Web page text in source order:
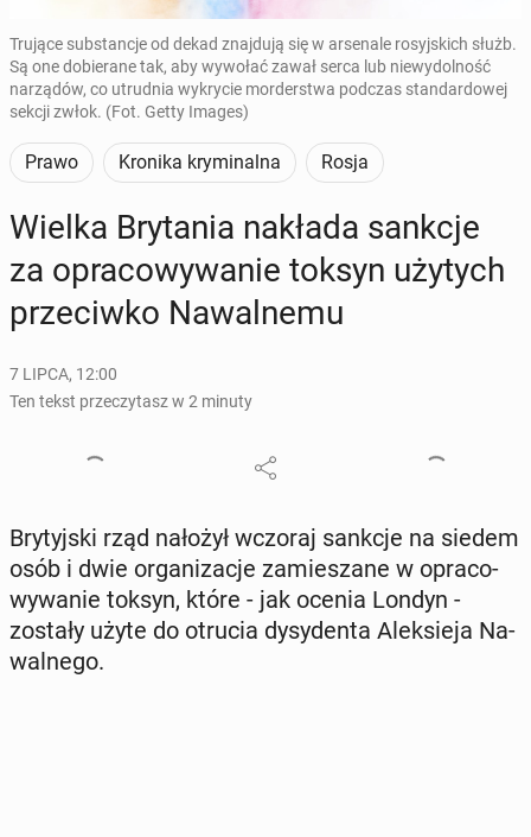
Trujące substancje od dekad znajdują się w arsenale rosyjskich służb.
Są one dobierane tak, aby wywołać zawał serca lub niewydolność
narządów, co utrudnia wykrycie morderstwa podczas standardowej
sekcji zwłok. (Fot. Getty Images)
Prawo Kronika kryminalna Rosja
Wielka Bry­ta­nia nakłada sankcje
za opra­co­wy­wa­nie toksyn użytych
prze­ciw­ko Na­wal­ne­mu
7 LIPCA, 12:00
Ten tekst przeczytasz w 2 minuty
Bry­tyj­ski rząd nałożył wczoraj sankcje na siedem
osób i dwie or­ga­ni­za­cje za­mie­sza­ne w opra­co­
wy­wa­nie toksyn, które - jak ocenia Londyn -
zostały użyte do otrucia dy­sy­den­ta Alek­sie­ja Na­
wal­ne­go.